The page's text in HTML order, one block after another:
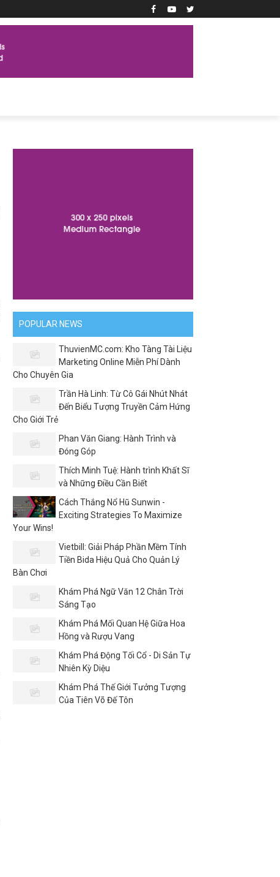
POPULAR NEWS
ThuvienMC.com: Kho Tàng Tài Liệu
Marketing Online Miễn Phí Dành
Cho Chuyên Gia
Trần Hà Linh: Từ Cô Gái Nhút Nhát
Đến Biểu Tượng Truyền Cảm Hứng
Cho Giới Trẻ
Phan Văn Giang: Hành Trình và
Đóng Góp
Thích Minh Tuệ: Hành trình Khất Sĩ
và Những Điều Cần Biết
Cách Thắng Nổ Hũ Sunwin -
Exciting Strategies To Maximize
Your Wins!
Vietbill: Giải Pháp Phần Mềm Tính
Tiền Bida Hiệu Quả Cho Quản Lý
Bàn Chơi
Khám Phá Ngữ Văn 12 Chân Trời
Sáng Tạo
Khám Phá Mối Quan Hệ Giữa Hoa
Hồng và Rượu Vang
Khám Phá Động Tối Cổ - Di Sản Tự
Nhiên Kỳ Diệu
Khám Phá Thế Giới Tưởng Tượng
Của Tiên Võ Đế Tôn